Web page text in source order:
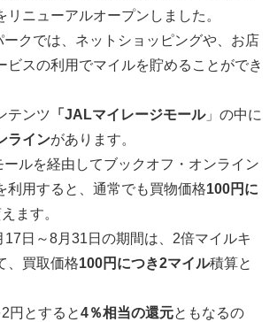
リニューアルオープンしました。
クでは、ネットショッピングや、お店
ビスの利用でマイルを貯めることができ
テンツ 「JALマイレージモール」の中に
ラインがあります。
ルを経由してブックオフ・オンライン
利用すると、通常でも買物価格100円に
ます。
17日～8月31日の期間は、2倍マイルキ
、買取価格100円につき2マイル積算と
円とすると4％相当の還元ともなるの